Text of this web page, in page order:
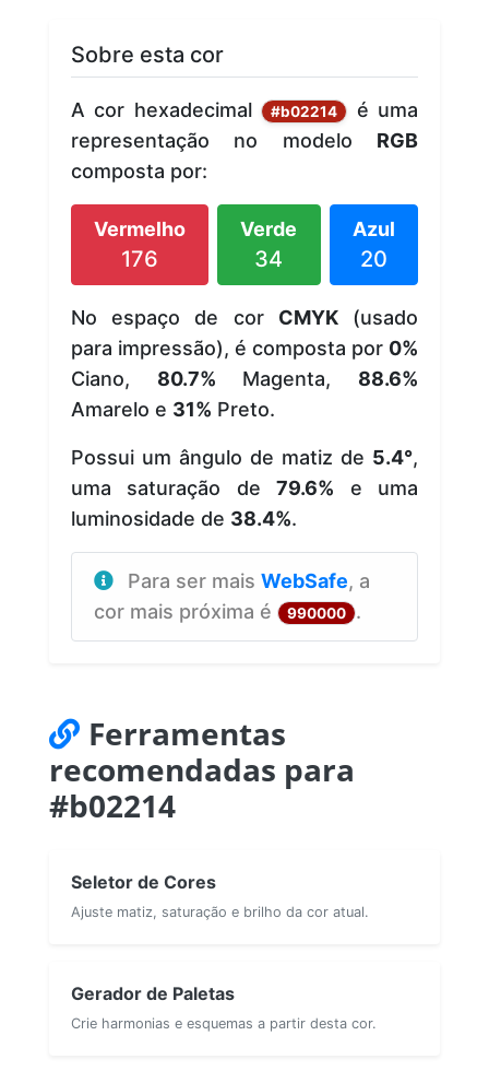
Sobre esta cor
A cor hexadecimal #b02214
é uma
representação no modelo RGB
composta por:
Vermelho
176
Verde
34
Azul
20
No espaço de cor CMYK(usado
para impressão), é composta por 0%
Ciano, 80.7% Magenta, 88.6%
Amarelo e 31% Preto.
Possui um ângulo de matiz de 5.4°,
uma saturação de79.6% e uma
luminosidade de 38.4%.
Para ser mais WebSafe, a
cor mais próxima é
990000 .
Ferramentas
recomendadas para
#b02214
Seletor de Cores
Ajuste matiz, saturação e brilho da cor atual.
Gerador de Paletas
Crie harmonias e esquemas a partir desta cor.